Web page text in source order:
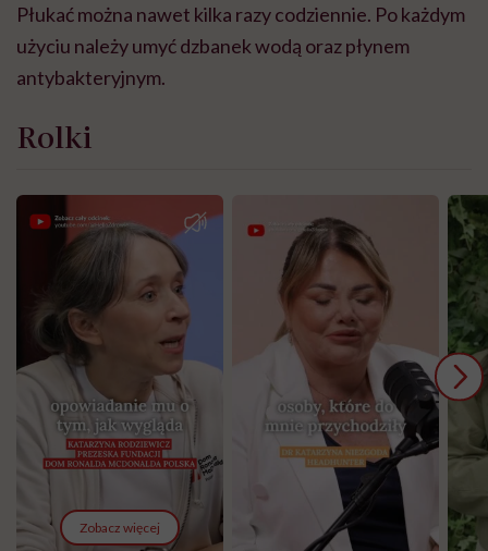
Płukać można nawet kilka razy codziennie. Po każdym
użyciu należy umyć dzbanek wodą oraz płynem
antybakteryjnym.
Rolki
Zobacz więcej